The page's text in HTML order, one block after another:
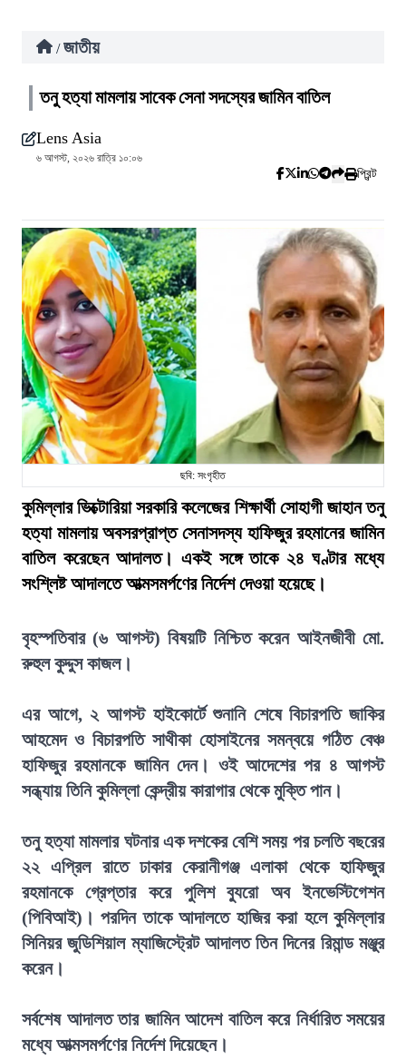
/ জাতীয়
তনু হত্যা মামলায় সাবেক সেনা সদস্যের জামিন বাতিল
Lens Asia
৬ আগস্ট, ২০২৬ রাত্রি ১০:০৬
প্রিন্ট
ছবি: সংগৃহীত
কুমিল্লার ভিক্টোরিয়া সরকারি কলেজের শিক্ষার্থী সোহাগী জাহান তনু
হত্যা মামলায় অবসরপ্রাপ্ত সেনাসদস্য হাফিজুর রহমানের জামিন
বাতিল করেছেন আদালত। একই সঙ্গে তাকে ২৪ ঘণ্টার মধ্যে
সংশ্লিষ্ট আদালতে আত্মসমর্পণের নির্দেশ দেওয়া হয়েছে।
বৃহস্পতিবার (৬ আগস্ট) বিষয়টি নিশ্চিত করেন আইনজীবী মো.
রুহুল কুদ্দুস কাজল।
এর আগে, ২ আগস্ট হাইকোর্টে শুনানি শেষে বিচারপতি জাকির
আহমেদ ও বিচারপতি সাথীকা হোসাইনের সমন্বয়ে গঠিত বেঞ্চ
হাফিজুর রহমানকে জামিন দেন। ওই আদেশের পর ৪ আগস্ট
সন্ধ্যায় তিনি কুমিল্লা কেন্দ্রীয় কারাগার থেকে মুক্তি পান।
তনু হত্যা মামলার ঘটনার এক দশকের বেশি সময় পর চলতি বছরের
২২ এপ্রিল রাতে ঢাকার কেরানীগঞ্জ এলাকা থেকে হাফিজুর
রহমানকে গ্রেপ্তার করে পুলিশ ব্যুরো অব ইনভেস্টিগেশন
(পিবিআই)। পরদিন তাকে আদালতে হাজির করা হলে কুমিল্লার
সিনিয়র জুডিশিয়াল ম্যাজিস্ট্রেট আদালত তিন দিনের রিমান্ড মঞ্জুর
করেন।
সর্বশেষ আদালত তার জামিন আদেশ বাতিল করে নির্ধারিত সময়ের
মধ্যে আত্মসমর্পণের নির্দেশ দিয়েছেন।